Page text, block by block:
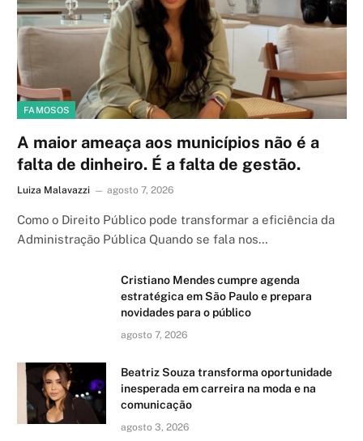
FAMOSOS
A maior ameaça aos municípios não é a
falta de dinheiro. É a falta de gestão.
Luiza Malavazzi agosto 7, 2026
Como o Direito Público pode transformar a eficiência da
Administração Pública Quando se fala nos…
Cristiano Mendes cumpre agenda
estratégica em São Paulo e prepara
novidades para o público
agosto 7, 2026
Beatriz Souza transforma oportunidade
inesperada em carreira na moda e na
comunicação
agosto 3, 2026